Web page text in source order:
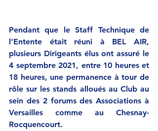
Pendant que le Staff Technique de
l’Entente était réuni à BEL AIR,
plusieurs Dirigeants élus ont assuré le
4 septembre 2021, entre 10 heures et
18 heures, une permanence à tour de
rôle sur les stands alloués au Club au
sein des 2 forums des Associations à
Versailles comme au Chesnay-
Rocquencourt.